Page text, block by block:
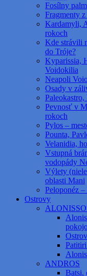
Fosílny
Fragmenty
Kardamyli,
rokoch
Kde strávili
do Tróje?
Kyparissia,
Voidokilia
Neapoli
Osady v
Pevnosť v
rokoch
Pylos –
Pounta,
Velanidia,
Vstupná
vodopády
Výlety
oblasti Mani
Peloponéz
Ostrovy
ANDROS
Batsi,